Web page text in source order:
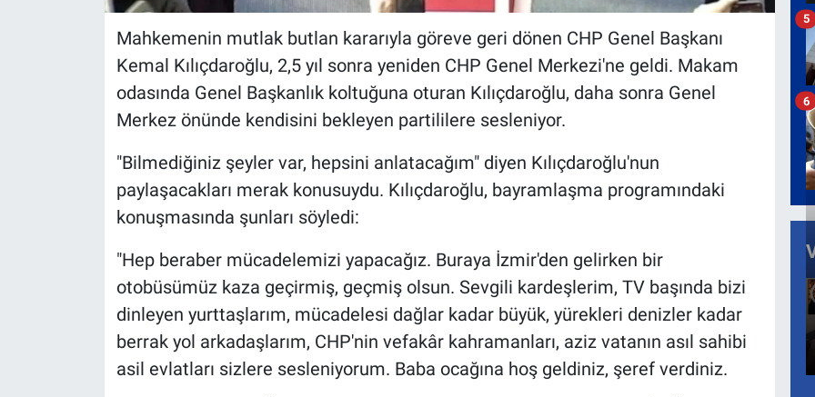
Mahkemenin mutlak butlan kararıyla göreve geri dönen CHP Genel Başkanı
Kemal Kılıçdaroğlu, 2,5 yıl sonra yeniden CHP Genel Merkezi'ne geldi. Makam
odasında Genel Başkanlık koltuğuna oturan Kılıçdaroğlu, daha sonra Genel
Merkez önünde kendisini bekleyen partililere sesleniyor.
"Bilmediğiniz şeyler var, hepsini anlatacağım" diyen Kılıçdaroğlu'nun
paylaşacakları merak konusuydu. Kılıçdaroğlu, bayramlaşma programındaki
konuşmasında şunları söyledi:
"Hep beraber mücadelemizi yapacağız. Buraya İzmir'den gelirken bir
otobüsümüz kaza geçirmiş, geçmiş olsun. Sevgili kardeşlerim, TV başında bizi
dinleyen yurttaşlarım, mücadelesi dağlar kadar büyük, yürekleri denizler kadar
berrak yol arkadaşlarım, CHP'nin vefakâr kahramanları, aziz vatanın asıl sahibi
asil evlatları sizlere sesleniyorum. Baba ocağına hoş geldiniz, şeref verdiniz.
5
6